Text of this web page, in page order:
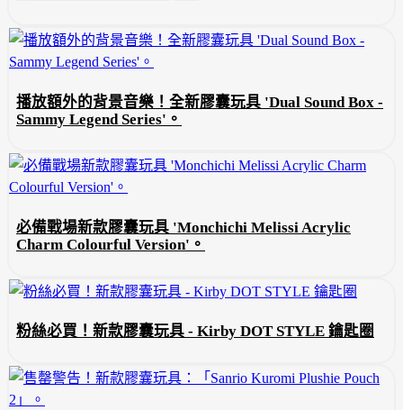
播放額外的背景音樂！全新膠囊玩具 'Dual Sound Box -
Sammy Legend Series'。
必備戰場新款膠囊玩具 'Monchichi Melissi Acrylic
Charm Colourful Version'。
粉絲必買！新款膠囊玩具 - Kirby DOT STYLE 鑰匙圈